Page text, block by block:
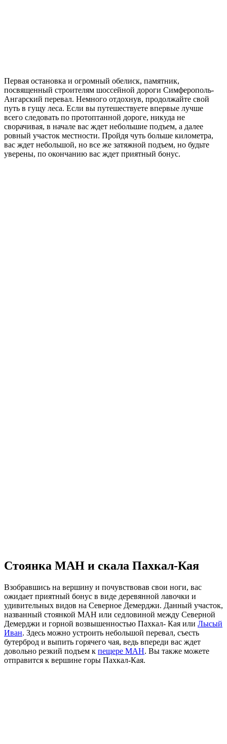
Первая остановка и огромный обелиск, памятник,
посвященный строителям шоссейной дороги Симферополь-
Ангарский перевал. Немного отдохнув, продолжайте свой
путь в гущу леса. Если вы путешествуете впервые лучше
всего следовать по протоптанной дороге, никуда не
сворачивая, в начале вас ждет небольшие подъем, а далее
ровный участок местности. Пройдя чуть больше километра,
вас ждет небольшой, но все же затяжной подъем, но будьте
уверены, по окончанию вас ждет приятный бонус.
Стоянка МАН и скала Пахкал-Кая
Взобравшись на вершину и почувствовав свои ноги, вас
ожидает приятный бонус в виде деревянной лавочки и
удивительных видов на Северное Демерджи. Данный участок,
названный стоянкой МАН или седловиной между Северной
Демерджи и горной возвышенностью Пахкал- Кая или Лысый
Иван. Здесь можно устроить небольшой перевал, съесть
бутерброд и выпить горячего чая, ведь впереди вас ждет
довольно резкий подъем к пещере МАН. Вы также можете
отправится к вершине горы Пахкал-Кая.